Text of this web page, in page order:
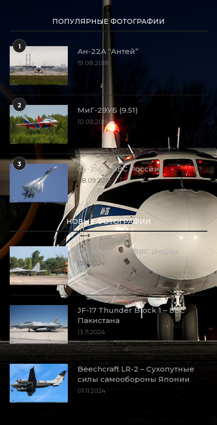
ПОПУЛЯРНЫЕ ФОТОГРАФИИ
1
Ан-22А “Антей”
19.08.2018
2
МиГ-29УБ (9.51)
10.09.2018
3
Су-35С – ВВС России
08.09.2019
НОВЫЕ ФОТОГРАФИИ
Су-30МКИ-3 – ВВС Индии
15.11.2024
JF-17 Thunder Block 1 – ВВС
Пакистана
13.11.2024
Beechcraft LR-2 – Сухопутные
силы самообороны Японии
01.11.2024